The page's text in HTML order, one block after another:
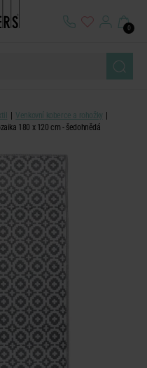
0
Venkovní koberce a rohožky
180 x 120 cm - šedohnědá